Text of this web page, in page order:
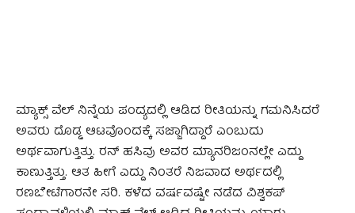
ಮ್ಯಾಕ್ಸ್ ವೆಲ್ ನಿನ್ನೆಯ ಪಂದ್ಯದಲ್ಲಿ ಆಡಿದ ರೀತಿಯನ್ನು ಗಮನಿಸಿದರೆ
ಅವರು ದೊಡ್ಡ ಆಟವೊಂದಕ್ಕೆ ಸಜ್ಜಾಗಿದ್ದಾರೆ ಎಂಬುದು
ಅರ್ಥವಾಗುತ್ತಿತ್ತು. ರನ್ ಹಸಿವು ಅವರ ಮ್ಯಾನರಿಜಂನಲ್ಲೇ ಎದ್ದು
ಕಾಣುತ್ತಿತ್ತು. ಆತ ಹೀಗೆ ಎದ್ದು ನಿಂತರೆ ನಿಜವಾದ ಅರ್ಥದಲ್ಲಿ
ರಣಬೇಟೆಗಾರನೇ ಸರಿ. ಕಳೆದ ವರ್ಷವಷ್ಟೇ ನಡೆದ ವಿಶ್ವಕಪ್